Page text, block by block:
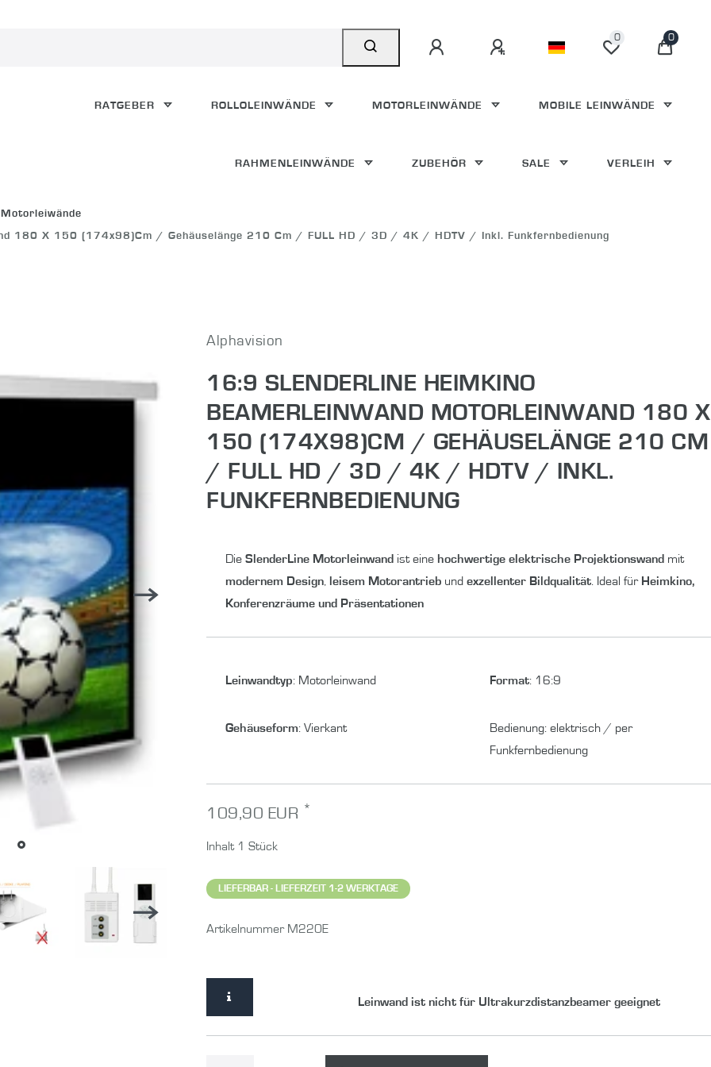
0 0
RATGEBER ROLLOLEINWÄNDE MOTORLEINWÄNDE MOBILE LEINWÄNDE
RAHMENLEINWÄNDE ZUBEHÖR SALE VERLEIH
180 X 150 (174x98)cm / Gehäuselänge 210 Cm / FULL HD / 3D / 4K / HDTV / Inkl. Funkfernbedienung
Alphavision
16:9 SLENDERLINE HEIMKINO
BEAMERLEINWAND MOTORLEINWAND 180 X
150 (174X98)CM / GEHÄUSELÄNGE 210 CM
/ FULL HD / 3D / 4K / HDTV / INKL.
FUNKFERNBEDIENUNG
Die SlenderLine Motorleinwand ist eine hochwertige elektrische Projektionswand mit
modernem Design
leisem Motorantrieb und exzellenter Bildqualität . Ideal für Heimkino,
Konferenzräume und Präsentationen
Leinwandtyp: Motorleinwand Format: 16:9
Gehäuseform: Vierkant Bedienung:elektrisch / per
Funkfernbedienung
109,90 EUR *
Inhalt 1 Stück
LIEFERBAR - LIEFERZEIT 1-2 WERKTAGE
Artikelnummer M220E
Leinwand ist nicht für Ultrakurzdistanzbeamer geeignet